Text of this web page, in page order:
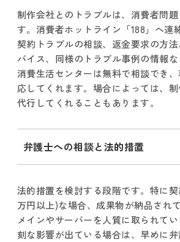
制作会社とのトラブルは、消費者問
す。消費者ホットライン「188」へ連
契約トラブルの相談、返金要求の方
バイス、同様のトラブル事例の情報な
消費生活センターは無料で相談でき
応してくれます。場合によっては、
代行してくれることもあります。
弁護士への相談と法的措置
法的措置を検討する段階です。特に
万円以上)な場合、成果物が納品され
メインやサーバーを人質に取られて
刻な影響が出ている場合は、早めに